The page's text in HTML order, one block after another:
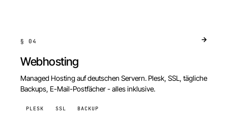
§04
Webhosting
Managed Hosting auf deutschen Servern. Plesk, SSL, tägliche
Backups, E-Mail-Postfächer - alles inklusive.
PLESK SSL BACKUP